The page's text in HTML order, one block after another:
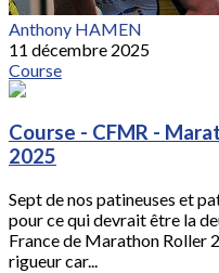
Anthony HAMEN
11 décembre 2025
Course
Course - CFMR -
2025
Sept de nos patineuses et
pour ce qui devrait être la
France de Marathon Roller
rigueur car...